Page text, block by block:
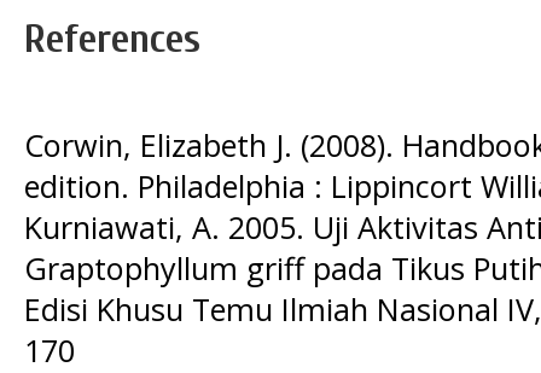
References
Corwin, Elizabeth J. (2008).
edition. Philadelphia : Lippincort
Kurniawati, A. 2005. Uji Aktivitas
Graptophyllum griff pada Tikus
Edisi Khusu Temu Ilmiah Nasional
170